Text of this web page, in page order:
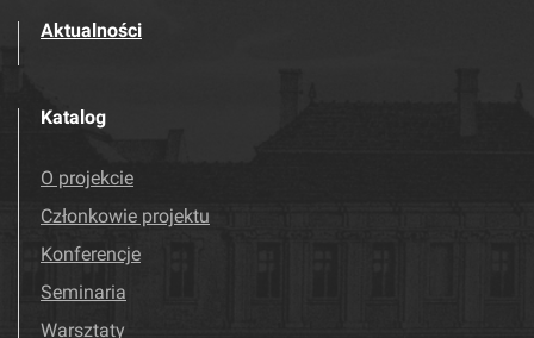
Aktualności
Katalog
O projekcie
Członkowie projektu
Konferencje
Seminaria
Warsztaty